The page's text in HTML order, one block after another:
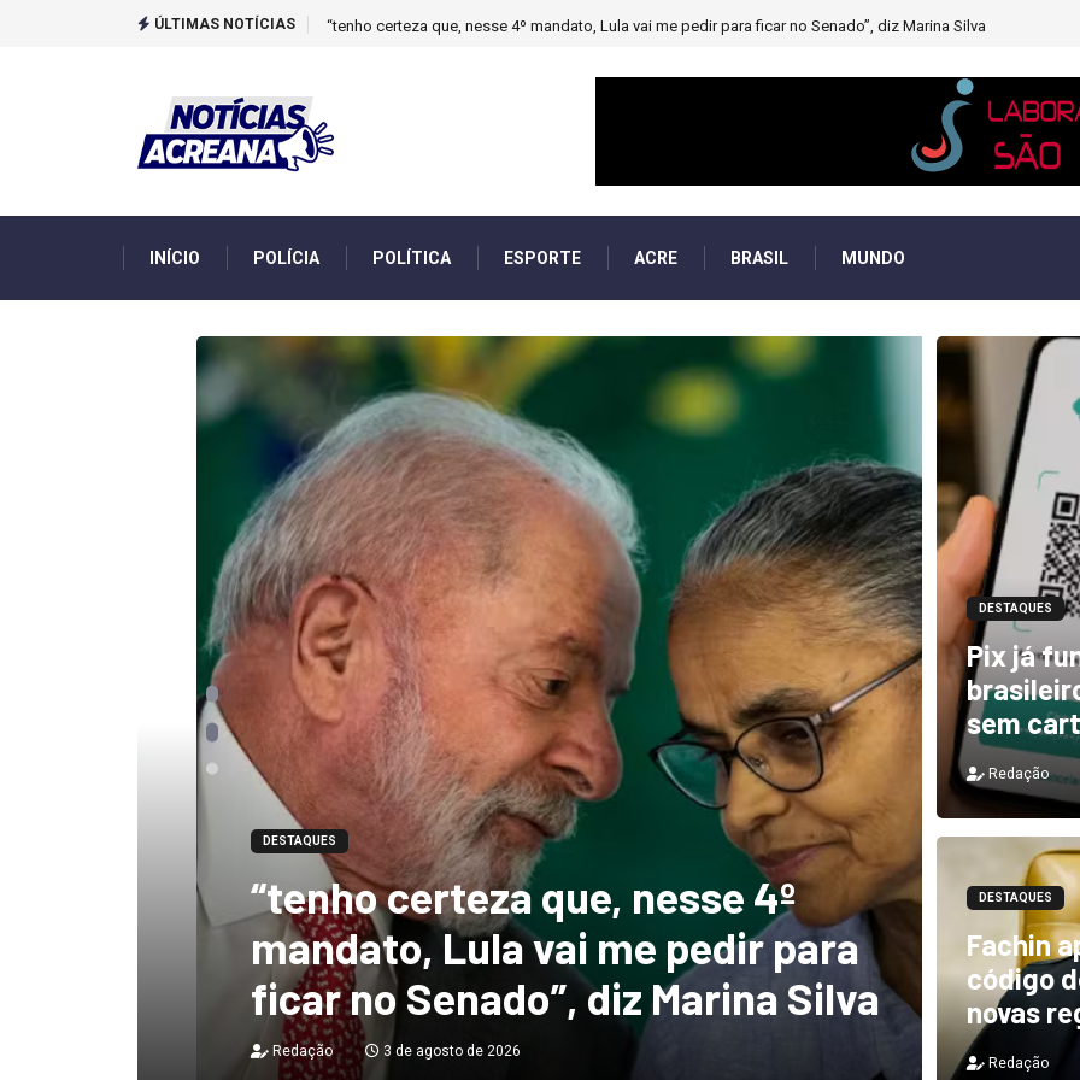
ÚLTIMAS NOTÍCIAS Novo boletim indica El Niño ‘muito forte’ diminuindo chuvas e provocando secas de rios
INÍCIO POLÍCIA POLÍTICA ESPORTE ACRE BRASIL MUNDO
DESTAQUES
“tenho certeza que, nesse 4º
mandato, Lula vai me pedir para
ficar no Senado”, diz Marina Silva
Redação 3 de agosto de 2026
DESTAQUES
DESTAQUES
Pix já
sem
Redação
DESTAQUES
Fachin
código
novas
Redação